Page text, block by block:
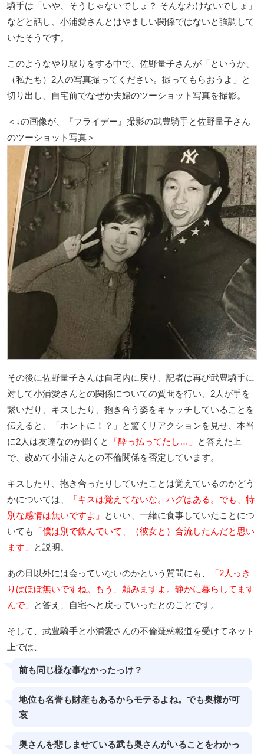
騎手は「いや、そうじゃないでしょ？ そんなわけないでしょ」
などと話し、小浦愛さんとはやましい関係ではないと強調して
いたそうです。
このようなやり取りをする中で、佐野量子さんが「というか、
（私たち）2人の写真撮ってください。撮ってもらおうよ」と
切り出し、自宅前でなぜか夫婦のツーショット写真を撮影。
＜↓の画像が、『フライデー』撮影の武豊騎手と佐野量子さん
のツーショット写真＞
その後に佐野量子さんは自宅内に戻り、記者は再び武豊騎手に
対して小浦愛さんとの関係についての質問を行い、2人が手を
繋いだり、キスしたり、抱き合う姿をキャッチしていることを
伝えると、「ホントに！？」と驚くリアクションを見せ、本当
に2人は友達なのか聞くと
「酔っ払ってたし…」
と答えた上
で、改めて小浦さんとの不倫関係を否定しています。
キスしたり、抱き合ったりしていたことは覚えているのかどう
かについては、
「キスは覚えてないな。ハグはある。でも、特
別な感情は無いですよ」
といい、一緒に食事していたことにつ
いても
「僕は別で飲んでいて、（彼女と）合流したんだと思い
ます」
と説明。
あの日以外には会っていないのかという質問にも、
「2人っき
りはほぼ無いですね。もう、頼みますよ。静かに暮らしてます
んで」
と答え、自宅へと戻っていったとのことです。
そして、武豊騎手と小浦愛さんの不倫疑惑報道を受けてネット
上では、
前も同じ様な事なかったっけ？
地位も名誉も財産もあるからモテるよね。でも奥様が可
哀
奥さんを悲しませている武も奥さんがいることをわかっ